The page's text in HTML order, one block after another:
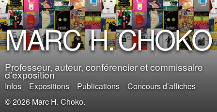
MARC H.CHOKO
Professeur, auteur, conférencier et commissaire
d’exposition
Infos Expositions Publications
Concours d’affiches
© 2026 Marc H. Choko.